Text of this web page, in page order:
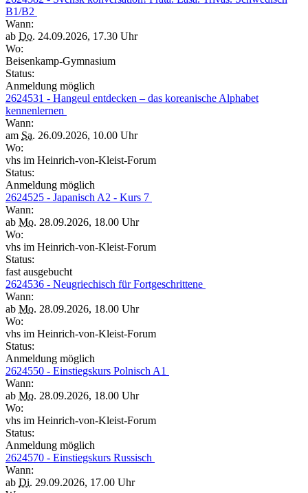
B1/B2
Wann:
ab Do. 24.09.2026, 17.30 Uhr
Wo:
Beisenkamp-Gymnasium
Status:
Anmeldung möglich
2624531 - Hangeul entdecken – das koreanische Alphabet
kennenlernen
Wann:
am Sa. 26.09.2026, 10.00 Uhr
Wo:
vhs im Heinrich-von-Kleist-Forum
Status:
Anmeldung möglich
2624525 - Japanisch A2 - Kurs 7
Wann:
ab Mo. 28.09.2026, 18.00 Uhr
Wo:
vhs im Heinrich-von-Kleist-Forum
Status:
fast ausgebucht
2624536 - Neugriechisch für Fortgeschrittene
Wann:
ab Mo. 28.09.2026, 18.00 Uhr
Wo:
vhs im Heinrich-von-Kleist-Forum
Status:
Anmeldung möglich
2624550 - Einstiegskurs Polnisch A1
Wann:
ab Mo. 28.09.2026, 18.00 Uhr
Wo:
vhs im Heinrich-von-Kleist-Forum
Status:
Anmeldung möglich
2624570 - Einstiegskurs Russisch
Wann:
ab Di. 29.09.2026, 17.00 Uhr